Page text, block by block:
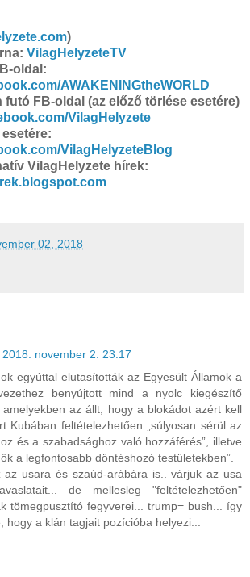
)
VilagHelyzeteTV
oldal:
AWAKENINGtheWORLD
futó FB-oldal (az előző törlése esetére)
VilagHelyzete
VilagHelyzeteBlog
VilagHelyzete hírek:
02, 2018
2018. november 2. 23:17
egyúttal elutasították az Egyesült Államok a
benyújtott mind a nyolc kiegészítő
amelyekben az állt, hogy a blokádot azért kell
Kubában feltételezhetően „súlyosan sérül az
és a szabadsághoz való hozzáférés”, illetve
a legfontosabb döntéshozó testületekben”.
az usara és szaúd-arábára is.. várjuk az usa
de mellesleg "feltételezhetően"
tömegpusztító fegyverei... trump= bush... így
hogy a klán tagjait pozícióba helyezi...